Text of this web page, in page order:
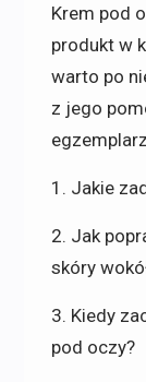
Krem pod
produkt w
warto po
z jego
1. Jakie
2. Jak
skóry
3. Kiedy
pod oczy?